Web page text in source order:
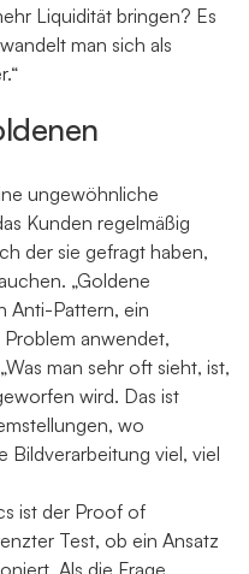
Liquidität bringen? Es
man sich als
ungewöhnliche
Kunden regelmäßig
der sie gefragt haben,
„Goldene
Anti-Pattern, ein
anwendet,
man sehr oft sieht, ist,
wird. Das ist
wo
Bildverarbeitung viel, viel
ist der Proof of
Test, ob ein Ansatz
Als die Frage